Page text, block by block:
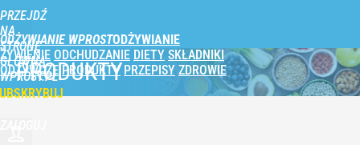
PRZEJDŹ
NA
STRONĘ
GŁÓWNĄ
WPROST.PL
ODŻYWIANIE WPROST
ŻYWIENIE ODCHUDZANIE DIETY SKŁADNIKI
ODŻYWCZE PRODUKTY PRZEPISY ZDROWIE
PRODUKTY